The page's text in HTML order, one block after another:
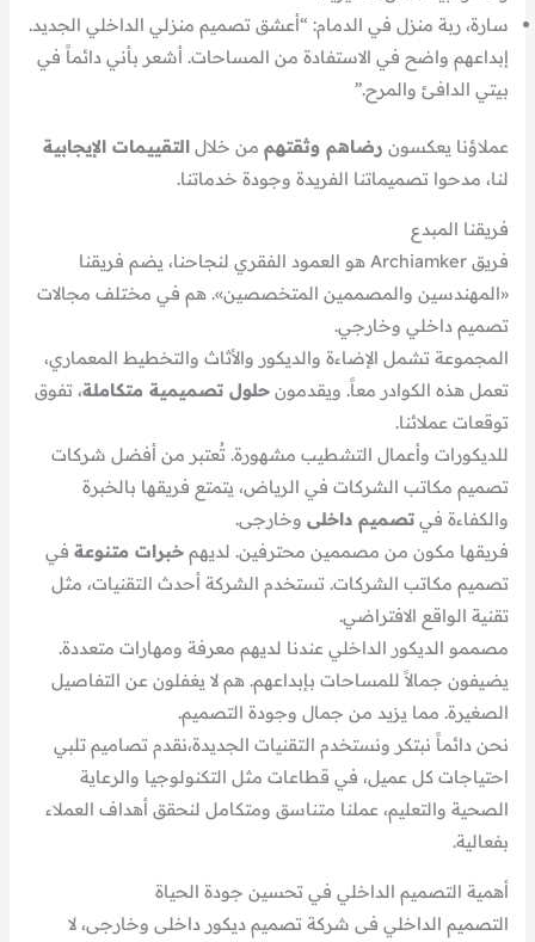
سارة، ربة منزل في الدمام: “أعشق تصميم منزلي الداخلي الجديد.
إبداعهم واضح في الاستفادة من المساحات. أشعر بأني دائماً في
بيتي الدافئ والمرح.”
عملاؤنا يعكسون رضاهم وثقتهم من خلالالتقييمات الإيجابية
لنا، مدحوا تصميماتنا الفريدة وجودة خدماتنا.
فريقنا المبدع
فريق Archiamker هو العمود الفقري لنجاحنا، يضم فريقنا
«المهندسين والمصممين المتخصصين». هم في مختلف مجالات
تصميم داخلي وخارجي.
المجموعة تشمل الإضاءة والديكور والأثاث والتخطيط المعماري،
تعمل هذه الكوادر معاً. ويقدمونحلول تصميمية متكاملة، تفوق
توقعات عملائنا.
للديكورات وأعمال التشطيب مشهورة. تُعتبر من أفضل شركات
تصميم مكاتب الشركات في الرياض، يتمتع فريقها بالخبرة
والكفاءة فيتصميم داخلى وخارجى.
فريقها مكون من مصممين محترفين. لديهمخبرات متنوعة في
تصميم مكاتب الشركات. تستخدم الشركة أحدث التقنيات، مثل
تقنية الواقع الافتراضي.
مصممو الديكور الداخلي عندنا لديهم معرفة ومهارات متعددة.
يضيفون جمالاً للمساحات بإبداعهم. هم لا يغفلون عن التفاصيل
الصغيرة. مما يزيد من جمال وجودة التصميم.
نحن دائماً نبتكر ونستخدم التقنيات الجديدة،نقدم تصاميم تلبي
احتياجات كل عميل، في قطاعات مثل التكنولوجيا والرعاية
الصحية والتعليم، عملنا متناسق ومتكامل لنحقق أهداف العملاء
بفعالية.
أهمية التصميم الداخلي في تحسين جودة الحياة
التصميم الداخلي فى شركة تصميم ديكور داخلى وخارجى، لا